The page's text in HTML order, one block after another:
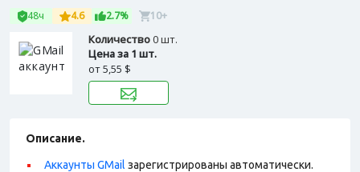
48ч 4.6 2.7% 10+
Количество0 шт.
Цена за 1 шт.
от5,55 $
Описание.
Аккаунты GMail зарегистрированы автоматически.